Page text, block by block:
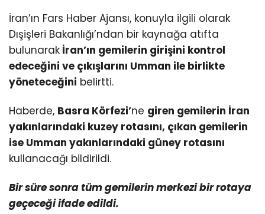
İran’ın Fars Haber Ajansı, konuyla ilgili olarak
Dışişleri Bakanlığı’ndan bir kaynağa atıfta
bulunarak İran’ın gemilerin girişini kontrol
edeceğini ve çıkışlarını Umman ile birlikte
yöneteceğini belirtti.
Haberde, Basra Körfezi’ne giren gemilerin İran
yakınlarındaki kuzey rotasını, çıkan gemilerin
ise Umman yakınlarındaki güney rotasını
kullanacağı bildirildi.
Bir süre sonra tüm gemilerin merkezi bir rotaya
geçeceği ifade edildi.